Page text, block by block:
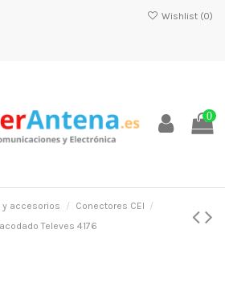
Wishlist (0)
0
y accesorios
Conectores CEI
Televes 4176